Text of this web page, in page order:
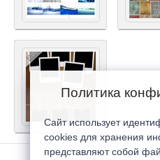
Политика
Сайт использует
cookies для хранения
представляют собой